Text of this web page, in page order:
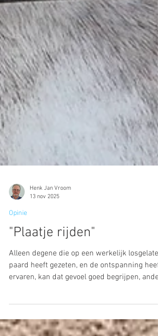
Henk Jan Vroom
13 nov 2025
Opinie
Alleen degene die op een werkelijk losgelaten
paard heeft gezeten, en de ontspanning heeft